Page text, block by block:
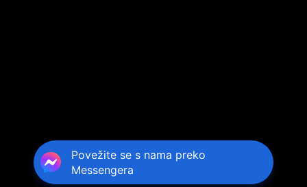
Povežite se s nama preko
Messengera